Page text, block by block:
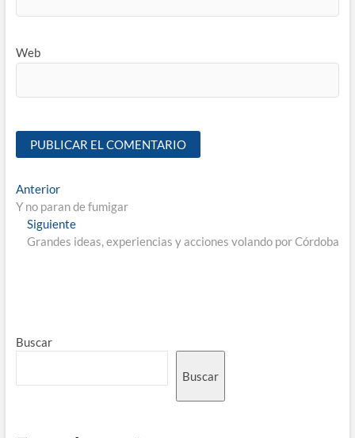
Web
Anterior
Y no paran de fumigar
Siguiente
Grandes ideas, experiencias y acciones volando por Córdoba
Buscar
Buscar